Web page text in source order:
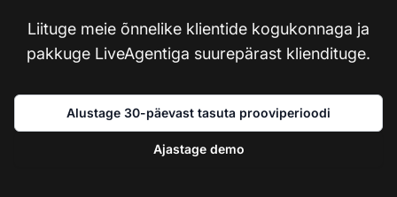
Liituge meie õnnelike klientide kogukonnaga ja
pakkuge LiveAgentiga suurepärast kliendituge.
Alustage 30-päevast tasuta prooviperioodi
Ajastage demo